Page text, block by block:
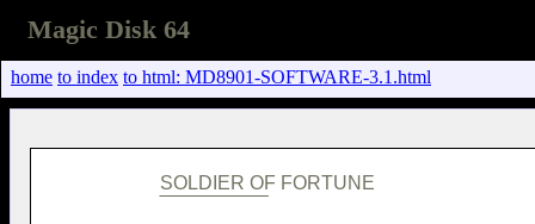
Magic Disk 64
home to index to html: MD8901-SOFTWARE-3.1.html
                  SOLDIER OF FORTUNE